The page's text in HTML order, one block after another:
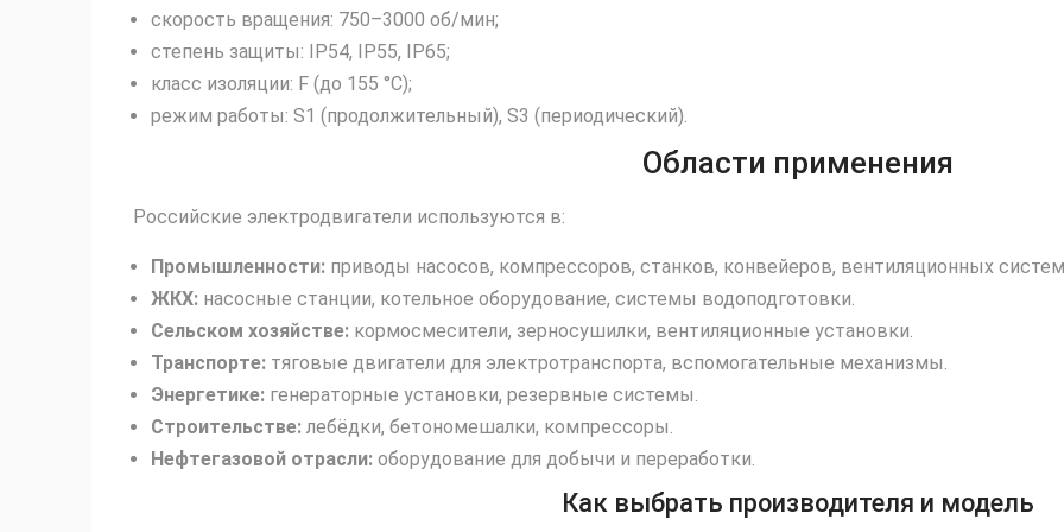
скорость вращения: 750–3000 об/мин;
степень защиты: IP54, IP55, IP65;
класс изоляции: F (до 155 °C);
режим работы: S1 (продолжительный), S3 (периодический).
Области применения
Российские электродвигатели используются в:
Промышленности: приводы насосов, компрессоров, станков, конвейеров, вентиляционных
ЖКХ: насосные станции, котельное оборудование, системы водоподготовки.
Сельском хозяйстве: кормосмесители, зерносушилки, вентиляционные установки.
Транспорте: тяговые двигатели для электротранспорта, вспомогательные механизмы.
Энергетике: генераторные установки, резервные системы.
Строительстве: лебёдки, бетономешалки, компрессоры.
Нефтегазовой отрасли: оборудование для добычи и переработки.
Как выбрать производителя и модель